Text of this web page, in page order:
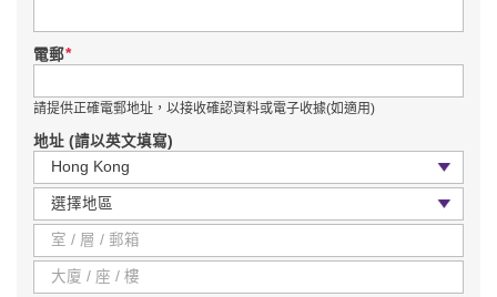
電郵*
請提供正確電郵地址，以接收確認資料或電子收據(如適用)
地址 (請以英文填寫)
國家 / 地區